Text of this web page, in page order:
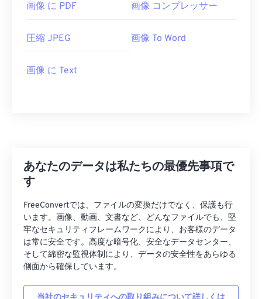
画像 に PDF 画像 コンプレッサー
圧縮 JPEG 画像 To Word
画像 に Text
あなたのデータは私たちの最優先事項で
す
FreeConvertでは、ファイルの変換だけでなく、保護も行
います。画像、動画、文書など、どんなファイルでも、堅
牢なセキュリティフレームワークにより、お客様のデータ
は常に安全です。高度な暗号化、安全なデータセンター、
そして綿密な監視体制により、データの安全性をあらゆる
側面から確保しています。